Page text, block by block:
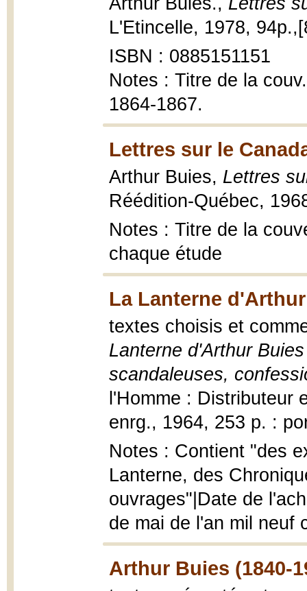
L'Etincelle, 1978,
ISBN : 0885151151
Notes : Titre de la
1864-1867.
Lettres sur le
Arthur Buies, Lettres
Réédition-Québec,
Notes : Titre de la
chaque étude
La Lanterne
textes choisis et
Lanterne d'Arthur
scandaleuses,
l'Homme : Distributeur
enrg., 1964, 253 p. :
Notes : Contient "des
Lanterne, des
ouvrages"|Date de
de mai de l'an mil neuf
Arthur Buies (1840-